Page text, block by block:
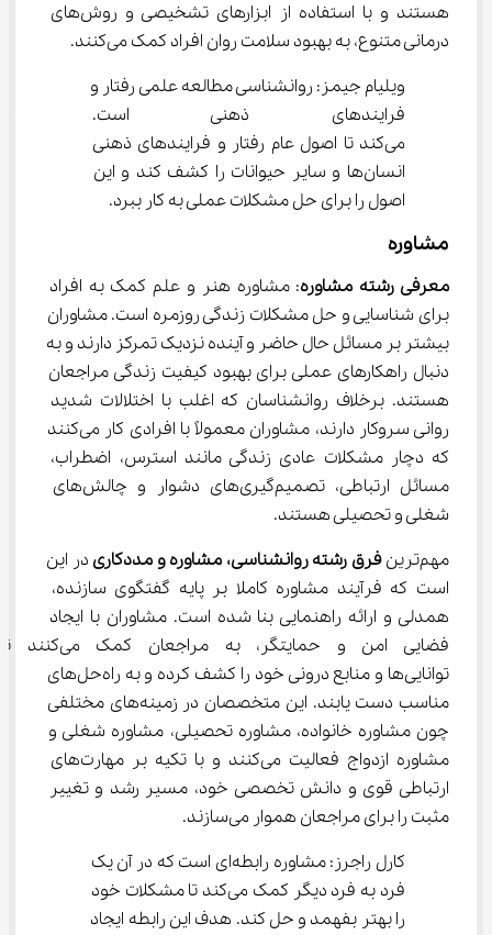
هستند و با استفاده از ابزارهای تشخیصی و روش‌های
درمانی متنوع، به بهبود سلامت روان افراد کمک می‌کنند.
ویلیام جیمز: روانشناسی مطالعه علمی رفتار و
فرایندهای ذهنی است.
می‌کند تا اصول عام رفتار و فرایندهای ذهنی
انسان‌ها و سایر حیوانات را کشف کند و این
اصول را برای حل مشکلات عملی به کار ببرد.
مشاوره
معرفی رشته مشاوره: مشاوره هنر و علم کمک به افراد
برای شناسایی و حل مشکلات زندگی روزمره است. مشاوران
بیشتر بر مسائل حال حاضر و آینده نزدیک تمرکز دارند و به
دنبال راهکارهای عملی برای بهبود کیفیت زندگی مراجعان
هستند. برخلاف روانشناسان که اغلب با اختلالات شدید
روانی سروکار دارند، مشاوران معمولاً با افرادی کار می‌کنند
که دچار مشکلات عادی زندگی مانند استرس، اضطراب،
مسائل ارتباطی، تصمیم‌گیری‌های دشوار و چالش‌های
شغلی و تحصیلی هستند.
مهم‌ترین
فرق رشته روانشناسی، مشاوره و مددکاری در این
است که فرآیند مشاوره کاملا بر پایه گفتگوی سازنده،
همدلی و ارائه راهنمایی بنا شده است. مشاوران با ایجاد
فضایی امن و حمایتگر، به مراجعان کمک
توانایی‌ها و منابع درونی خود را کشف کرده و به راه‌حل‌های
مناسب دست یابند. این متخصصان در زمینه‌های مختلفی
چون مشاوره خانواده، مشاوره تحصیلی، مشاوره شغلی و
مشاوره ازدواج فعالیت می‌کنند و با تکیه بر مهارت‌های
ارتباطی قوی و دانش تخصصی خود، مسیر رشد و تغییر
مثبت را برای مراجعان هموار می‌سازند.
کارل راجرز: مشاوره رابطه‌ای است که در آن یک
فرد به فرد دیگر کمک می‌کند تا مشکلات خود
را بهتر بفهمد و حل کند. هدف این رابطه ایجاد